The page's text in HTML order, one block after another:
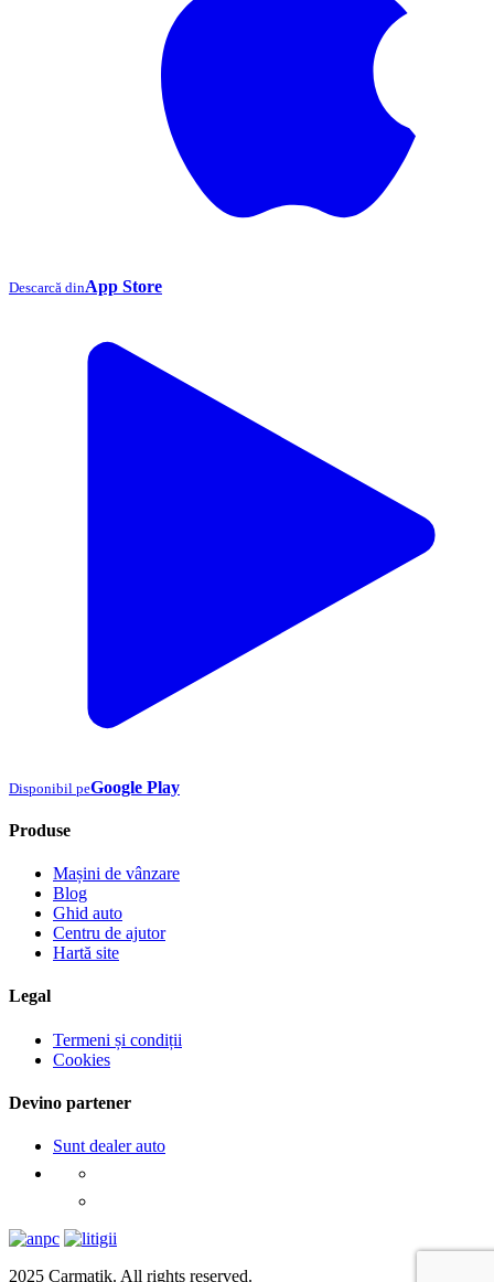
Descarcă dinApp Store
Disponibil peGoogle Play
Produse
Mașini de vânzare
Blog
Ghid auto
Centru de ajutor
Hartă site
Legal
Termeni și condiții
Cookies
Devino partener
Sunt dealer auto
2025 Carmatik. All rights reserved.